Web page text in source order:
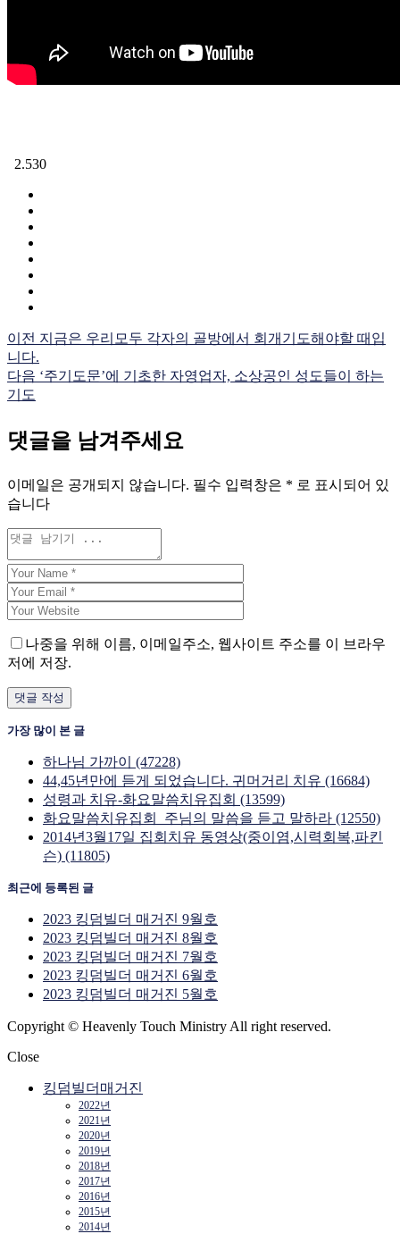
2.530
이전 지금은 우리모두 각자의 골방에서 회개기도해야할 때입
니다.
다음 ‘주기도문’에 기초한 자영업자, 소상공인 성도들이 하는
기도
댓글을 남겨주세요
이메일은 공개되지 않습니다. 필수 입력창은 * 로 표시되어 있
습니다
나중을 위해 이름, 이메일주소, 웹사이트 주소를 이 브라우
저에 저장.
가장 많이 본 글
하나님 가까이 (47228)
44,45년만에 듣게 되었습니다. 귀머거리 치유 (16684)
성령과 치유-화요말씀치유집회 (13599)
화요말씀치유집회_주님의 말씀을 듣고 말하라 (12550)
2014년3월17일 집회치유 동영상(중이염,시력회복,파킨
슨) (11805)
최근에 등록된 글
2023 킹덤빌더 매거진 9월호
2023 킹덤빌더 매거진 8월호
2023 킹덤빌더 매거진 7월호
2023 킹덤빌더 매거진 6월호
2023 킹덤빌더 매거진 5월호
Copyright © Heavenly Touch Ministry All right reserved.
Close
킹덤빌더매거진
2022년
2021년
2020년
2019년
2018년
2017년
2016년
2015년
2014년